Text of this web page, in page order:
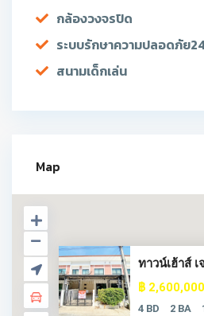
กล้องวงจรปิด
ระบบรักษาความปลอดภัย
สนามเด็กเล่น
Map
ทาวน์เฮ้าส์
฿ 2,600,000
4 BD 2 BA